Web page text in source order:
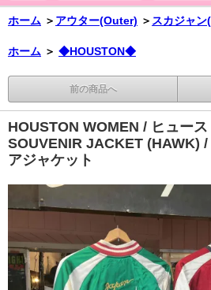
ホーム ＞ アウター(Outer) ＞ スカジャ
ホーム ＞ ◆HOUSTON◆
前の商品へ
HOUSTON WOMEN / ヒュー
SOUVENIR JACKET (HAWK)
アジャケット